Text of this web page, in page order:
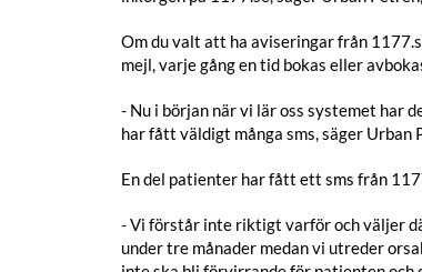
Om du valt att ha aviseringar från
mejl, varje gång en tid bokas eller
- Nu i början när vi lär oss systemet har
har fått väldigt många sms, säger Urban
En del patienter har fått ett sms från
- Vi förstår inte riktigt varför och väljer
under tre månader medan vi utreder